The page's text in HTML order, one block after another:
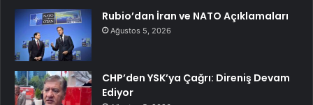
Rubio’dan İran ve NATO Açıklamaları
Ağustos 5, 2026
CHP’den YSK’ya Çağrı: Direniş Devam
Ediyor